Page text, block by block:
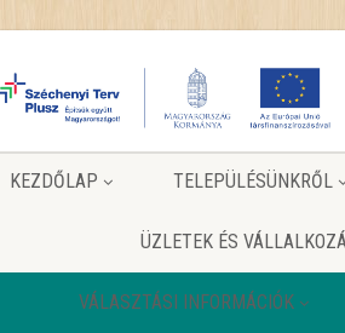
KEZDŐLAP TELEPÜLÉSÜNKRŐL
ÜZLETEK ÉS
VÁLASZTÁSI INFORMÁCIÓK